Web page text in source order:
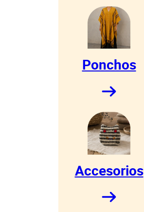
Ponchos
Accesorios